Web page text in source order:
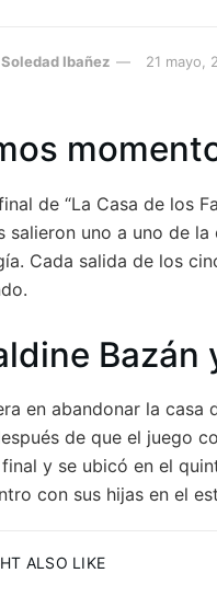
Soledad Ibañez 21 mayo,
de “La Casa de los
salieron uno a uno de
Cada salida de los
en abandonar la casa
de que el juego
y se ubicó en el
con sus hijas en el
ALSO LIKE